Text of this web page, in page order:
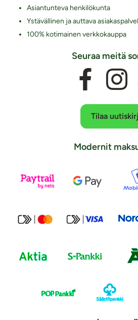
Asiantunteva henkilökunta
Ystävällinen ja auttava
100% kotimainen verkkokauppa
Seuraa meitä
Tilaa
Modernit